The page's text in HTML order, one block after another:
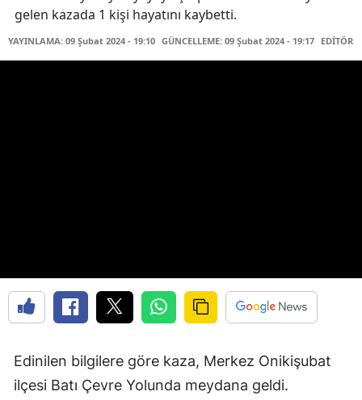
gelen kazada 1 kişi hayatını kaybetti.
YAYINLAMA: 09 Şubat 2024 - 19:10 GÜNCELLEME: 09 Şubat 2024 - 19:17
Edinilen bilgilere göre kaza, Merkez Onikişubat
ilçesi Batı Çevre Yolunda meydana geldi.